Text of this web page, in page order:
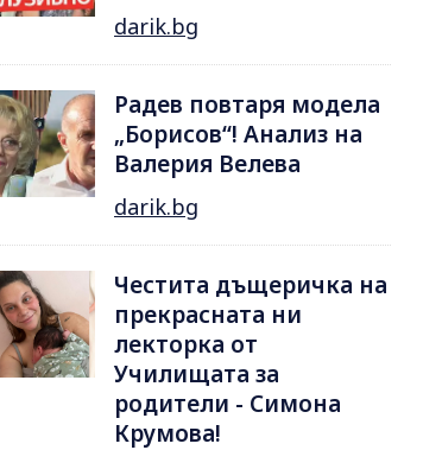
darik.bg
Радев повтаря модела
„Борисов“! Анализ на
Валерия Велева
darik.bg
Честита дъщеричка на
прекрасната ни
лекторка от
Училищата за
родители - Симона
Крумова!